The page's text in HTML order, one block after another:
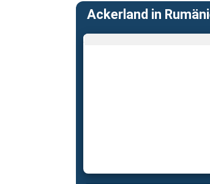
Ackerland in